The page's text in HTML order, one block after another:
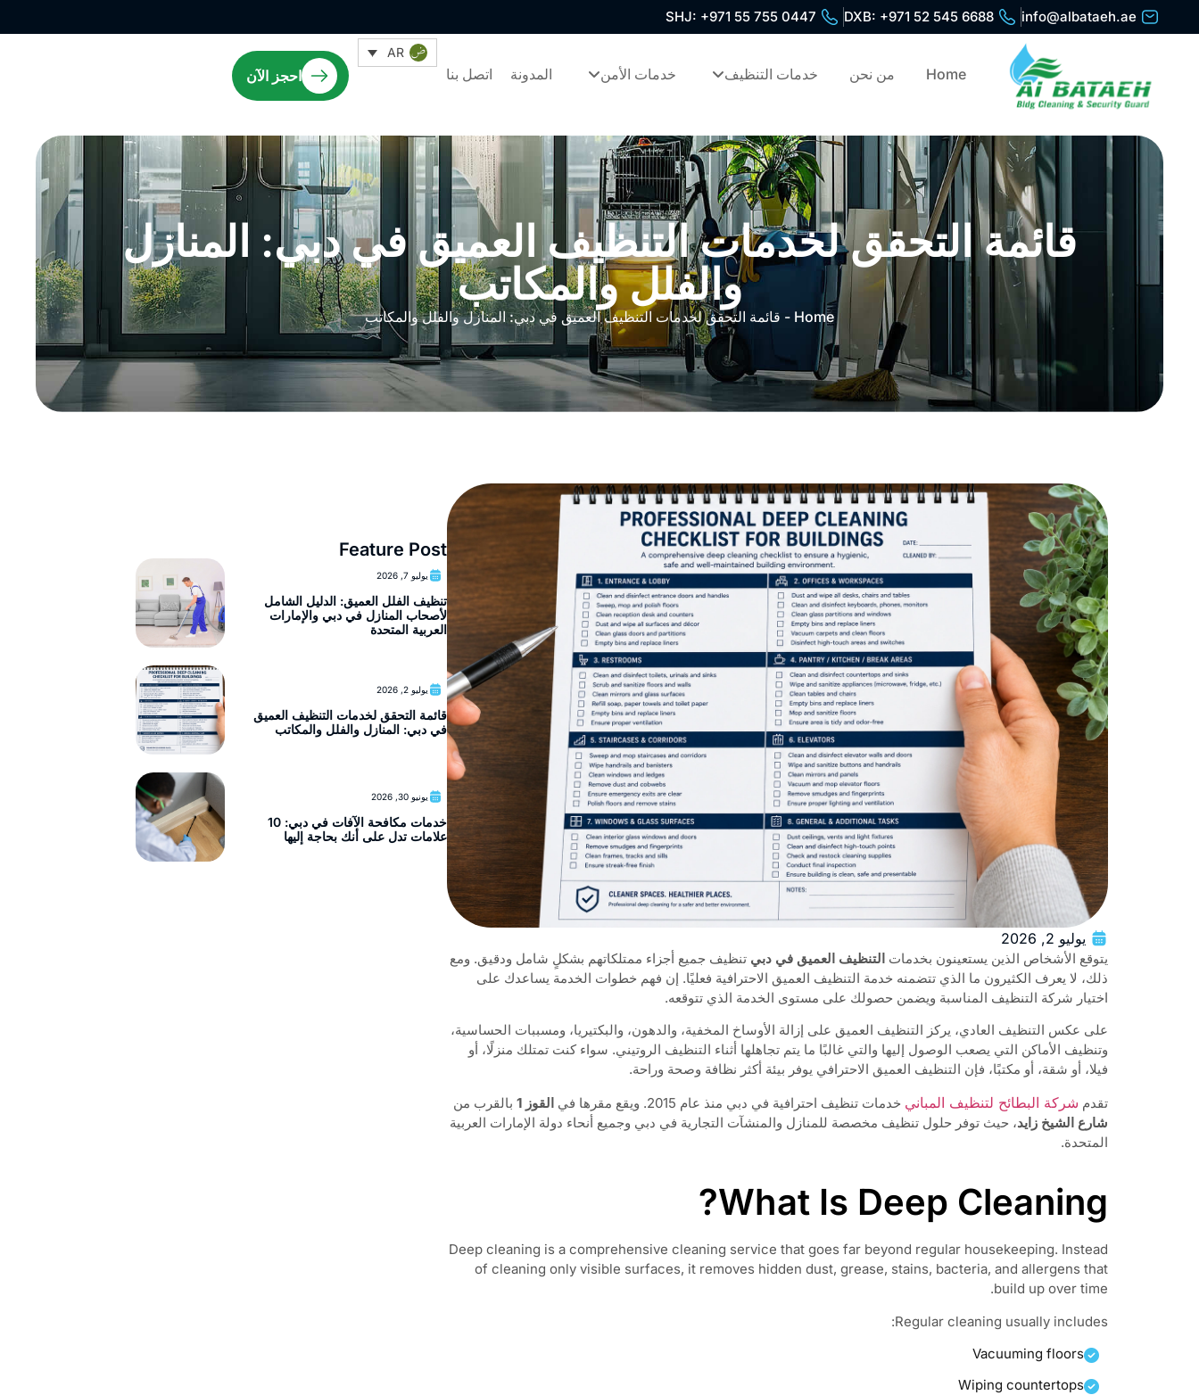
info@albataeh.ae
DXB: +971 52 545 6688
SHJ: +971 55 755 0447
Home من نحن خدمات التنظيف خدمات الأمن المدونة اتصل بنا
AR
احجز الآن
قائمة التحقق لخدمات التنظيف العميق في دبي: المنازل
والفلل والمكاتب
Home
- قائمة التحقق لخدمات التنظيف العميق في دبي: المنازل والفلل والمكاتب
يوليو 2, 2026
يتوقع الأشخاص الذين يستعينون بخدمات التنظيف العميق في دبي تنظيف جميع أجزاء ممتلكاتهم بشكلٍ شامل ودقيق. ومع
ذلك، لا يعرف الكثيرون ما الذي تتضمنه خدمة التنظيف العميق الاحترافية فعليًا. إن فهم خطوات الخدمة يساعدك على
اختيار شركة التنظيف المناسبة ويضمن حصولك على مستوى الخدمة الذي تتوقعه.
على عكس التنظيف العادي، يركز التنظيف العميق على إزالة الأوساخ المخفية، والدهون، والبكتيريا، ومسببات الحساسية،
وتنظيف الأماكن التي يصعب الوصول إليها والتي غالبًا ما يتم تجاهلها أثناء التنظيف الروتيني. سواء كنت تمتلك منزلًا، أو
فيلا، أو شقة، أو مكتبًا، فإن التنظيف العميق الاحترافي يوفر بيئة أكثر نظافة وصحة وراحة.
تقدم شركة البطائح لتنظيف المباني خدمات تنظيف احترافية في دبي منذ عام 2015. ويقع مقرها في القوز 1
بالقرب من
شارع الشيخ زايد، حيث توفر حلول تنظيف مخصصة للمنازل والمنشآت التجارية في دبي وجميع أنحاء دولة الإمارات العربية
المتحدة.
What Is Deep Cleaning?
Deep cleaning is a comprehensive cleaning service that goes far beyond regular housekeeping. Instead
of cleaning only visible surfaces, it removes hidden dust, grease, stains, bacteria, and allergens that
build up over time.
Regular cleaning usually includes:
Vacuuming floors
Wiping countertops
Feature Post
تنظيف الفلل العميق: الدليل الشامل
لأصحاب المنازل في دبي والإمارات
العربية المتحدة
يوليو 7, 2026
قائمة التحقق لخدمات التنظيف العميق
في دبي: المنازل والفلل والمكاتب
يوليو 2, 2026
خدمات مكافحة الآفات في دبي: 10
علامات تدل على أنك بحاجة إليها
يونيو 30, 2026